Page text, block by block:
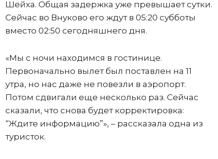
Шейха. Общая задержка уже превышает сутки.
Сейчас во Внуково его ждут в 05:20 субботы
вместо 02:50 сегодняшнего дня.
«Мы с ночи находимся в гостинице.
Первоначально вылет был поставлен на 11
утра, но нас даже не повезли в аэропорт.
Потом сдвигали еще несколько раз. Сейчас
сказали, что снова будет корректировка:
“Ждите информацию”», – рассказала одна из
туристок.